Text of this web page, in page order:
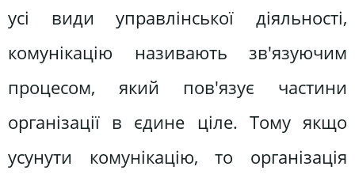
усі види управлінської діяльності,
комунікацію називають зв'язуючим
процесом, який пов'язує частини
організації в єдине ціле. Тому якщо
усунути комунікацію, то організація